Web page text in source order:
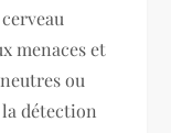
menaces et
ou
détection